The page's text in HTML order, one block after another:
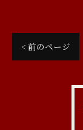
< 前のページ